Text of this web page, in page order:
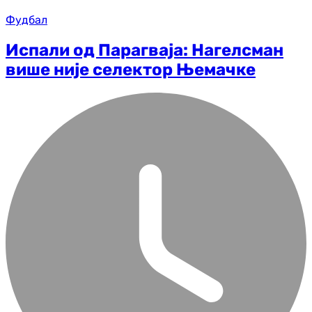
Фудбал
Испали од Парагваја: Нагелсман
више није селектор Њемачке